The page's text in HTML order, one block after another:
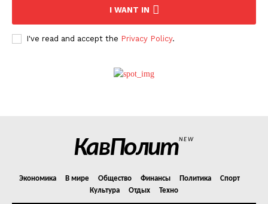
Контакты
I WANT IN
I've read and accept the Privacy Policy.
КавПолитNEW
Экономика В мире Общество Финансы Политика
Спорт
Культура
Отдых Техно